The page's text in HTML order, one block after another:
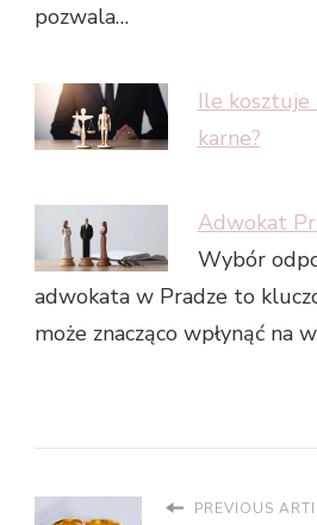
pozwala…
Ile
karne?
Adwokat
Wybór
adwokata w Pradze to
może znacząco wpłynąć na
PREVIOUS